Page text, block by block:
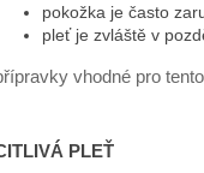
pokožka je často
pleť je zvláště v
vhodné pro
PLEŤ